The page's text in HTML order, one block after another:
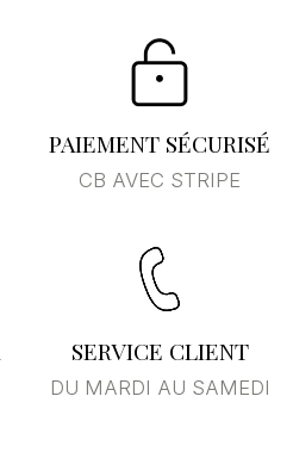
PAIEMENT SÉCURISÉ
CB AVEC STRIPE
SERVICE CLIENT
DU MARDI AU SAMEDI